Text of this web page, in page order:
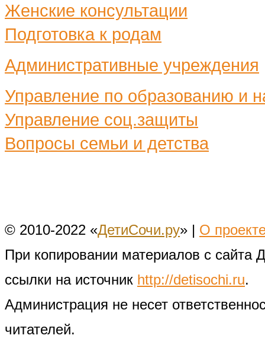
Женские консультации
Подготовка к родам
Административные учреждения
Управление по образованию и
Управление соц.защиты
Вопросы семьи и детства
© 2010-2022 «ДетиСочи.ру» | О
При копировании материалов с сайта
ссылки на источник http://detisochi.ru.
Администрация не несет
читателей.